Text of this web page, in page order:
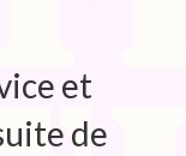
et
de